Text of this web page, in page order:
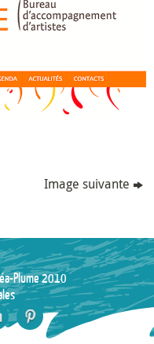
Image suivante
Plume 2010